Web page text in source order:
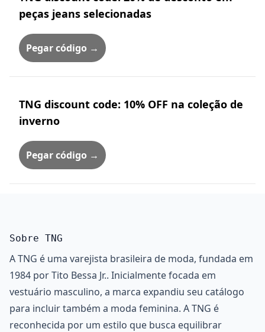
peças jeans selecionadas
Pegar código →
TNG discount code: 10% OFF na coleção de
inverno
Pegar código →
Sobre TNG
A TNG é uma varejista brasileira de moda, fundada em
1984 por Tito Bessa Jr.. Inicialmente focada em
vestuário masculino, a marca expandiu seu catálogo
para incluir também a moda feminina. A TNG é
reconhecida por um estilo que busca equilibrar